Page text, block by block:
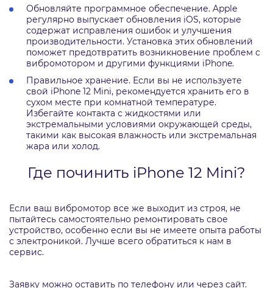
Обновляйте программное обеспечение. Apple
регулярно выпускает обновления iOS, которые
содержат исправления ошибок и улучшения
производительности. Установка этих обновлений
поможет предотвратить возникновение проблем с
вибромотором и другими функциями iPhone.
Правильное хранение. Если вы не используете
свой iPhone 12 Mini, рекомендуется хранить его в
сухом месте при комнатной температуре.
Избегайте контакта с жидкостями или
экстремальными условиями окружающей среды,
такими как высокая влажность или экстремальная
жара или холод.
Где починить iPhone 12 Mini?
Если ваш вибромотор все же выходит из строя, не
пытайтесь самостоятельно ремонтировать свое
устройство, особенно если вы не имеете опыта работы
с электроникой. Лучше всего обратиться к нам в
сервис.
Заявку можно оставить по телефону или через сайт.